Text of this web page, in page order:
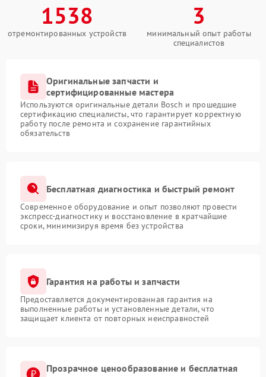
1538
отремонтированных устройств
3
минимальный опыт работы
специалистов
Оригинальные запчасти и
сертифицированные мастера
Используются оригинальные детали Bosch и прошедшие
сертификацию специалисты, что гарантирует корректную
работу после ремонта и сохранение гарантийных
обязательств
Бесплатная диагностика и быстрый ремонт
Современное оборудование и опыт позволяют провести
экспресс-диагностику и восстановление в кратчайшие
сроки, минимизируя время без устройства
Гарантия на работы и запчасти
Предоставляется документированная гарантия на
выполненные работы и установленные детали, что
защищает клиента от повторных неисправностей
Прозрачное ценообразование и бесплатная